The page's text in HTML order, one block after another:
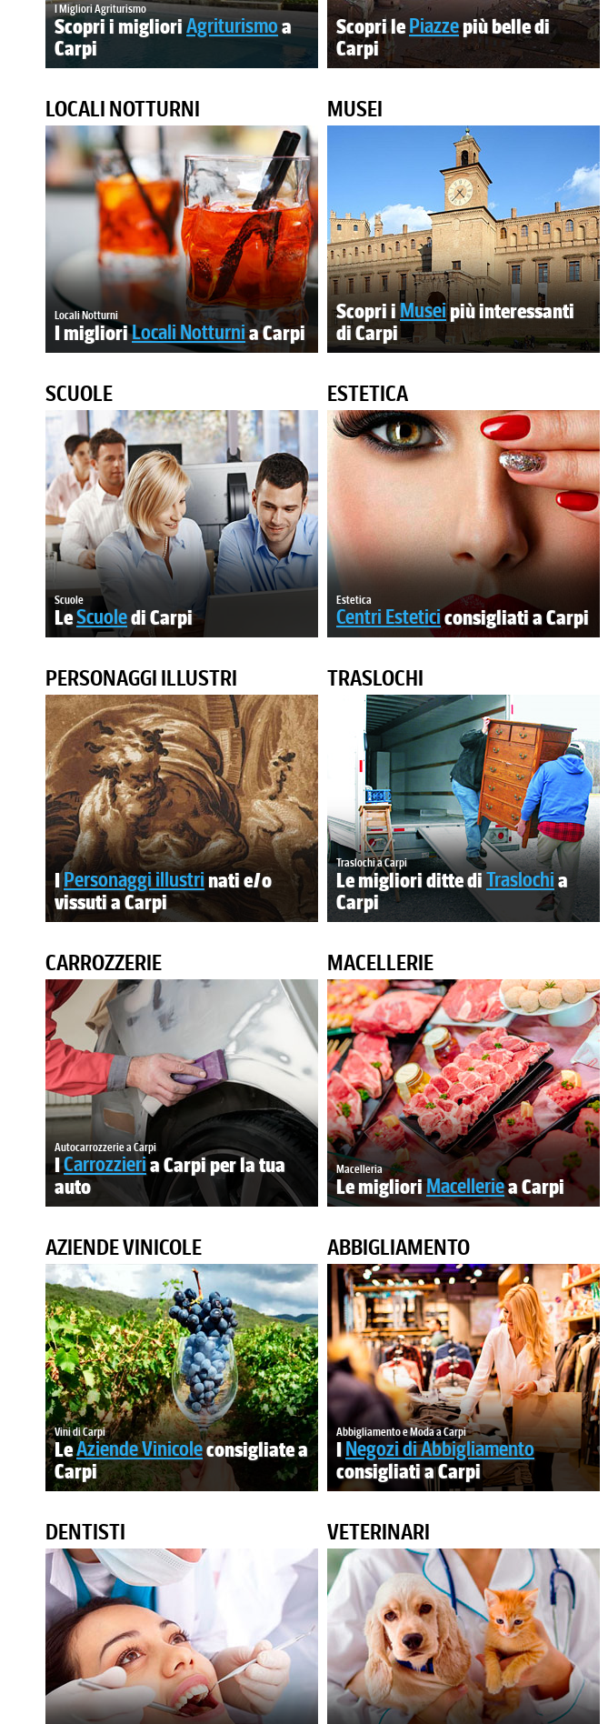
I Migliori Agriturismo
Scopri i miglioriAgriturismoa
Carpi
Scopri lePiazzepiù belle di
Carpi
LOCALI NOTTURNI
Locali Notturni
I miglioriLocali Notturnia Carpi
MUSEI
Scopri iMuseipiù interessanti
di Carpi
SCUOLE
Scuole
LeScuoledi Carpi
ESTETICA
Estetica
Centri Esteticiconsigliati a Carpi
PERSONAGGI ILLUSTRI
IPersonaggi illustrinati e/o
vissuti a Carpi
TRASLOCHI
Traslochi a Carpi
Le migliori ditte diTraslochia
Carpi
CARROZZERIE
Autocarrozzerie a Carpi
ICarrozzieria Carpi per la tua
auto
MACELLERIE
Macelleria
Le miglioriMacelleriea Carpi
AZIENDE VINICOLE
Vini di Carpi
LeAziende Vinicoleconsigliate a
Carpi
ABBIGLIAMENTO
Abbigliamento e Moda a Carpi
INegozi di Abbigliamento
consigliati a Carpi
DENTISTI VETERINARI